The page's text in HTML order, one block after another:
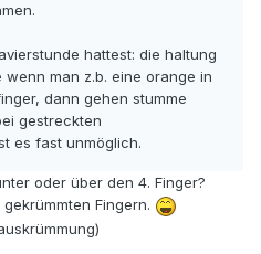
hattest: die haltung
man z.b. eine orange in
dann gehen stumme
gestreckten
es fast unmöglich.
oder über den 4. Finger?
Fingern.